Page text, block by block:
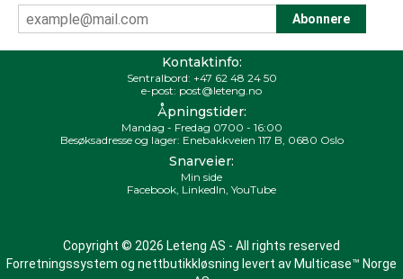
Kontaktinfo:
Sentralbord: +47 62 48 24 50
e-post: post@leteng.no
Åpningstider:
Mandag - Fredag 0700 - 16:00
Besøksadresse og lager: Enebakkveien 117 B, 0680 Oslo
Snarveier:
Min side
Facebook, LinkedIn, YouTube
Copyright © 2026 Leteng AS - All rights reserved
Forretningssystem og nettbutikkløsning levert av Multicase™ Norge